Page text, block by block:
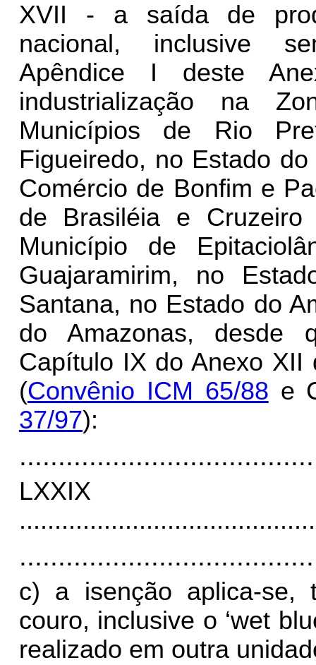
XVII - a saída de
nacional, inclusive
Apêndice I deste
industrialização na
Municípios de Rio
Figueiredo, no Estado
Comércio de Bonfim e
de Brasiléia e
Município de
Guajaramirim, no
Santana, no Estado do
do Amazonas, desde
Capítulo IX do Anexo XII
(Convênio ICM 65/88 e
37/97):
c) a isenção aplica-se,
couro, inclusive o ‘wet
realizado em outra